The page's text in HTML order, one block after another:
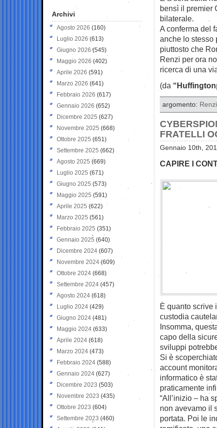
bensì il premier
bilaterale.
A conferma del
anche lo stesso
piuttosto che
Renzi per ora
ricerca di una
(da
argomento:Renzi
FRATELLI
Gennaio 10th,
CAPIRE I
È quanto scrive
custodia
Insomma,
capo della
sviluppi
Si è
account
informatico è
praticamente
“All’inizio – ha
non avevamo il
portata. Poi le
Archivi
Agosto 2026 (160)
Luglio 2026 (613)
Giugno 2026 (545)
Maggio 2026 (402)
Aprile 2026 (591)
Marzo 2026 (641)
Febbraio 2026 (617)
Gennaio 2026 (652)
Dicembre 2025 (627)
Novembre 2025 (668)
Ottobre 2025 (651)
Settembre 2025 (662)
Agosto 2025 (669)
Luglio 2025 (671)
Giugno 2025 (573)
Maggio 2025 (591)
Aprile 2025 (622)
Marzo 2025 (561)
Febbraio 2025 (351)
Gennaio 2025 (640)
Dicembre 2024 (607)
Novembre 2024(609)
Ottobre 2024 (668)
Settembre 2024 (457)
Agosto 2024 (618)
Luglio 2024 (429)
Giugno 2024 (481)
Maggio 2024 (633)
Aprile 2024 (618)
Marzo 2024 (473)
Febbraio 2024 (588)
Gennaio 2024 (627)
Dicembre 2023 (503)
Novembre 2023 (435)
Ottobre 2023 (604)
Settembre 2023 (460)